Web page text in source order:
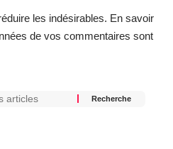
les indésirables. En savoir
de vos commentaires sont